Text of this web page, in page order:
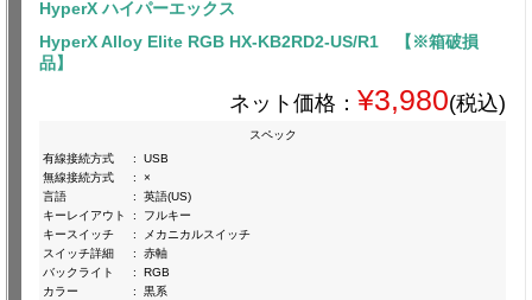
HyperX ハイパーエックス
HyperX Alloy Elite RGB HX-KB2RD2-US/R1 【※箱破損
品】
ネット価格： ¥3,980(税込)
スペック
有線接続方式
:
USB
無線接続方式
:
×
言語
:
英語(US)
キーレイアウト
:
フルキー
キースイッチ
:
メカニカルスイッチ
スイッチ詳細
:
赤軸
バックライト
:
RGB
カラー
:
黒系